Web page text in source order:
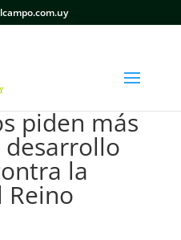
piden más
la
Reino